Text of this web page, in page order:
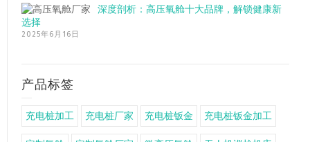
深度剖析：高压氧舱十大品牌，解锁健康新
选择
2025年6月16日
产品标签
充电桩加工 充电桩厂家 充电桩钣金 充电桩钣金加工